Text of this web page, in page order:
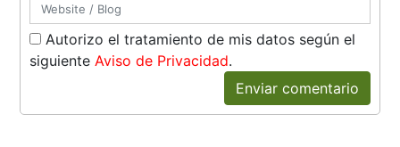
Autorizo el tratamiento de mis datos según el
siguienteAviso de Privacidad.
Enviar comentario